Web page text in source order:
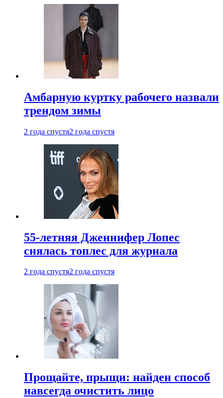
Амбарную куртку рабочего назвали
трендом зимы
2 года спустя2 года спустя
55-летняя Дженнифер Лопес
снялась топлес для журнала
2 года спустя2 года спустя
Прощайте, прыщи: найден способ
навсегда очистить лицо